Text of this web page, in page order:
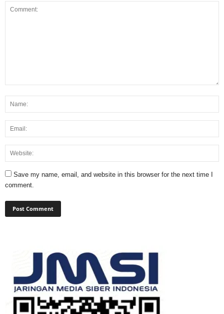
Save my name, email, and website in this browser for the next time I
comment.